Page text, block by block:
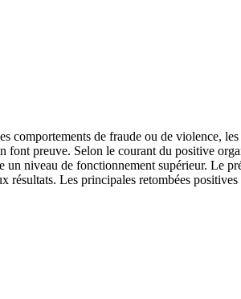
de fraude ou de violence,
font preuve. Selon le courant du positive
niveau de fonctionnement supérieur. Le
Les principales retombées